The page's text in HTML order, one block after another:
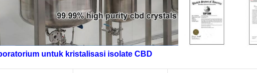
untuk kristalisasi isolate CBD